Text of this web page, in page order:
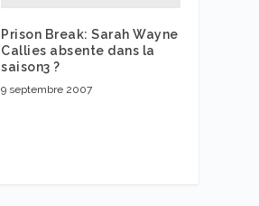
Prison Break: Sarah Wayne
Callies absente dans la
saison3 ?
9 septembre 2007